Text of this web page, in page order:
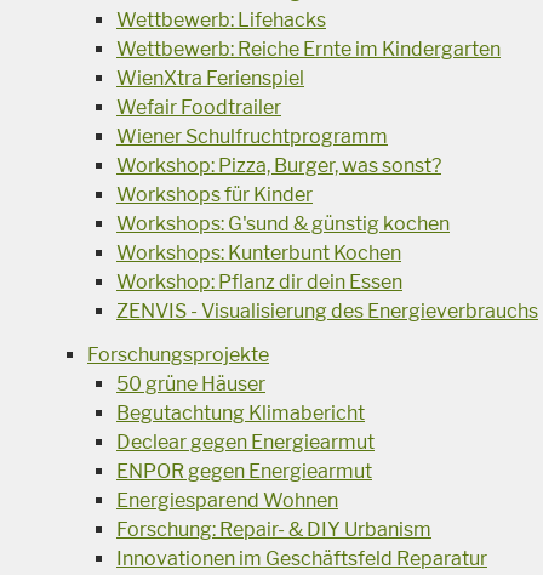
Wettbewerb: Lifehacks
Wettbewerb: Reiche Ernte im Kindergarten
WienXtra Ferienspiel
Wefair Foodtrailer
Wiener Schulfruchtprogramm
Workshop: Pizza, Burger, was sonst?
Workshops für Kinder
Workshops: G'sund & günstig kochen
Workshops: Kunterbunt Kochen
Workshop: Pflanz dir dein Essen
ZENVIS - Visualisierung des Energieverbrauchs
Forschungsprojekte
50 grüne Häuser
Begutachtung Klimabericht
Declear gegen Energiearmut
ENPOR gegen Energiearmut
Energiesparend Wohnen
Forschung: Repair- & DIY Urbanism
Innovationen im Geschäftsfeld Reparatur